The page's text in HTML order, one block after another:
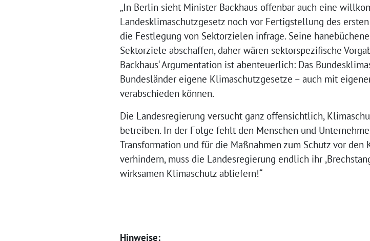
„In Berlin sieht Minister Backhaus offenbar auch eine
Landesklimaschutzgesetz noch vor Fertigstellung des
die Festlegung von Sektorzielen infrage. Seine
Sektorziele abschaffen, daher wären sektorspezifische
Backhaus‘ Argumentation ist abenteuerlich: Das
Bundesländer eigene Klimaschutzgesetze – auch mit
verabschieden können.
Die Landesregierung versucht ganz offensichtlich,
betreiben. In der Folge fehlt den Menschen und
Transformation und für die Maßnahmen zum Schutz vor
verhindern, muss die Landesregierung endlich ihr
wirksamen Klimaschutz abliefern!“
Hinweise: